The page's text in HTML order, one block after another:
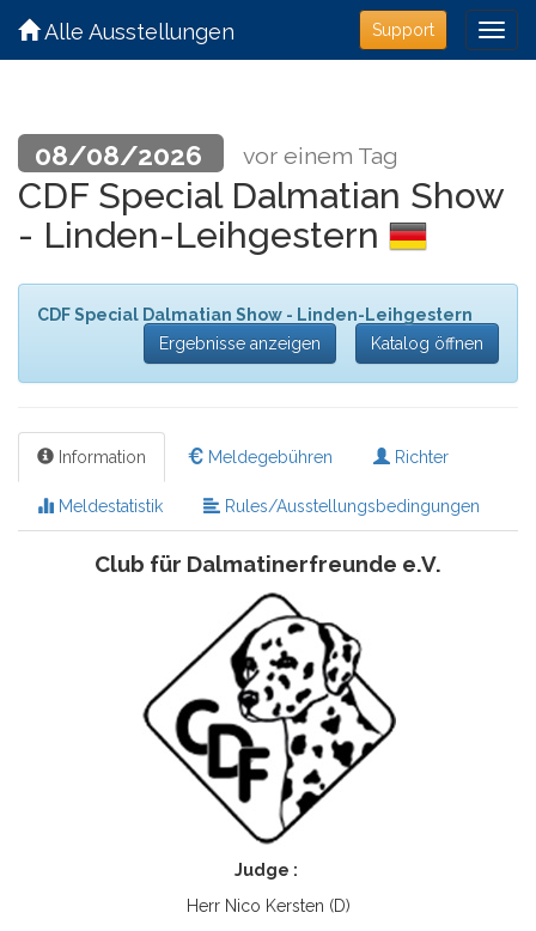
Support
Alle Ausstellungen
08/08/2026 vor einem Tag
CDF Special Dalmatian Show
- Linden-Leihgestern
CDF Special Dalmatian Show - Linden-Leihgestern
Ergebnisse anzeigen
Katalog öffnen
Information Meldegebühren Richter
Meldestatistik Rules/Ausstellungsbedingungen
Club für Dalmatinerfreunde e.V.
Judge :
Herr Nico Kersten (D)